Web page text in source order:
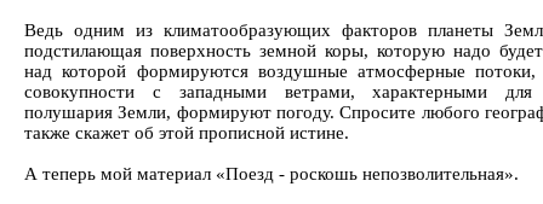
Ведь одним из климатообразующих факторов планеты
подстилающая поверхность земной коры, которую надо
над которой формируются воздушные атмосферные потоки,
совокупности с западными ветрами, характерными для
полушария Земли, формируют погоду. Спросите любого
также скажет об этой прописной истине.
А теперь мой материал «Поезд - роскошь непозволительная».